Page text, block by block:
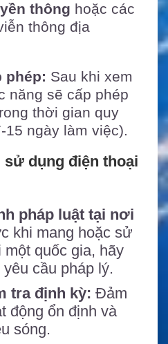
thông hoặc các
thông địa
phép: Sau khi xem
năng sẽ cấp phép
thời gian quy
ngày làm việc).
dụng điện thoại
pháp luật tại nơi
khi mang hoặc sử
một quốc gia, hãy
cầu pháp lý.
tra định kỳ: Đảm
động ổn định và
sóng.